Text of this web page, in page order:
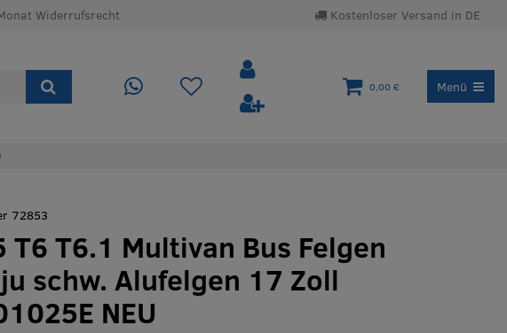
Widerrufsrecht Kostenloser Versand in DE
0,00 € Menü
72853
T6 T6.1 Multivan Bus Felgen
schw. Alufelgen 17 Zoll
NEU